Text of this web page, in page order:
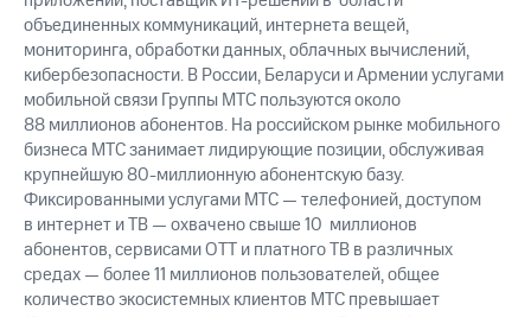
объединенных коммуникаций, интернета вещей,
мониторинга, обработки данных, облачных вычислений,
кибербезопасности. В России, Беларуси и Армении услугами
мобильной связи Группы МТС пользуются около
88 миллионов абонентов. На российском рынке мобильного
бизнеса МТС занимает лидирующие позиции, обслуживая
крупнейшую 80-миллионную абонентскую базу.
Фиксированными услугами МТС — телефонией, доступом
в интернет и ТВ — охвачено свыше 10 миллионов
абонентов, сервисами OTT и платного ТВ в различных
средах — более 11 миллионов пользователей, общее
количество экосистемных клиентов МТС превышает